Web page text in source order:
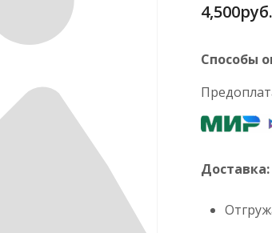
4,500руб.
Способы
Доставка: